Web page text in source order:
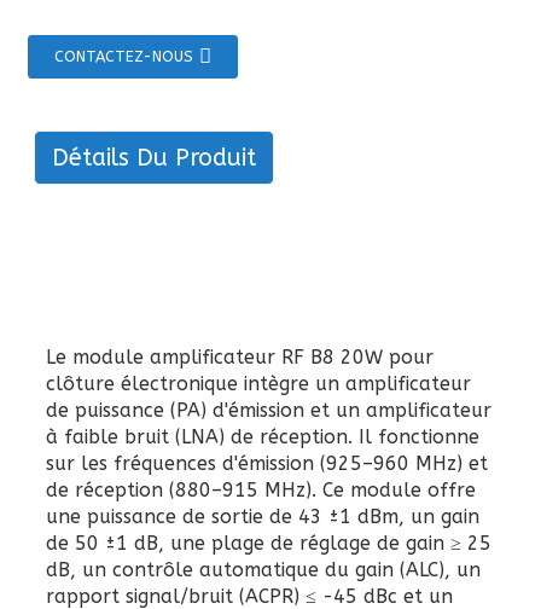
CONTACTEZ-NOUS
Détails Du Produit
Le module amplificateur RF B8 20W pour
clôture électronique intègre un amplificateur
de puissance (PA) d'émission et un amplificateur
à faible bruit (LNA) de réception. Il fonctionne
sur les fréquences d'émission (925–960 MHz) et
de réception (880–915 MHz). Ce module offre
une puissance de sortie de 43 ±1 dBm, un gain
de 50 ±1 dB, une plage de réglage de gain ≥ 25
dB, un contrôle automatique du gain (ALC), un
rapport signal/bruit (ACPR) ≤ -45 dBc et un